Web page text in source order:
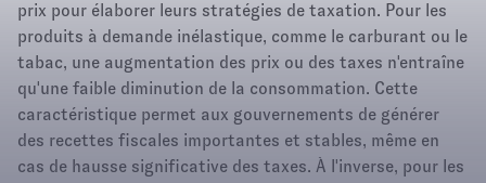
prix pour élaborer leurs stratégies de taxation. Pour les
produits à demande inélastique, comme le carburant ou le
tabac, une augmentation des prix ou des taxes n'entraîne
qu'une faible diminution de la consommation. Cette
caractéristique permet aux gouvernements de générer
des recettes fiscales importantes et stables, même en
cas de hausse significative des taxes. À l'inverse, pour les